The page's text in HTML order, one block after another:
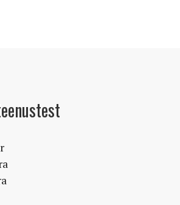
tootelehel.